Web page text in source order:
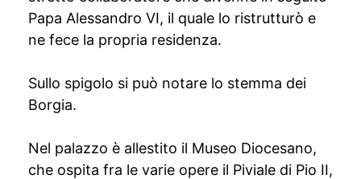
Papa Alessandro VI, il quale lo ristrutturò e
ne fece la propria residenza.
Sullo spigolo si può notare lo stemma dei
Borgia.
Nel palazzo è allestito il Museo Diocesano,
che ospita fra le varie opere il Piviale di Pio II,